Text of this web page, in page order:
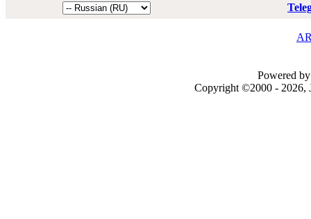
Powered
Copyright ©2000 - 2026,